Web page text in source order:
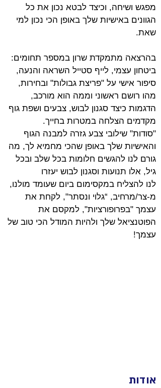
מפגש ושיחה, וכיצד לבטא נכון את כל
הגוונים באישיות שלך באופן הכי נכון למי
שאת.
בהרצאה מתמקדת שרון במספר תחומים:
ביטחון עצמי, לייף סטייל השראה והנעה,
סיפור אישי על "פריצת גבולות" ובחירות,
מהו רושם ראשוני וממה הוא מורכב,
הדגמות כיצד סגנון לבוש, צבעים ושפת גוף
מקדמים הצלחה במטרות בחייך.
"סודות" שילובי צבע גזרה למבנה הגוף
והאישיות שלך באופן שהכי מחמיא לך, מה
גורם לנו להגשים חלומות בכל שלב ובכל
גיל, אלו תנועות וסגנון לבוש יעזרו
לנו להצליח במקסימום ביום שעומד מולנו,
מ-צר/מרחיב, “גלוי ונסתר", לקחת את
עצמך "בפרופורציות", למקסם את
הפוטנציאל שלך ולהיות המודל הכי טוב של
עצמך!
אודות